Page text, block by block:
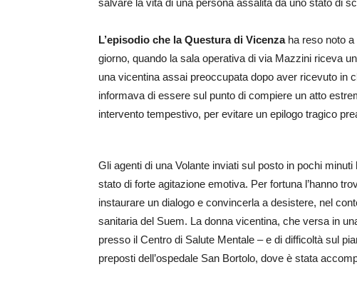
salvare la vita di una persona assalita da uno stato di
L’episodio che la Questura di Vicenzaha reso noto a
giorno, quando la sala operativa di via Mazzini riceva
una vicentina assai preoccupata dopo aver ricevuto in
informava di essere sul punto di compiere un atto
intervento tempestivo, per evitare un epilogo tragico
Gli agenti di una Volante inviati sul posto in pochi
stato di forte agitazione emotiva. Per fortuna l’hanno
instaurare un dialogo e convincerla a desistere, nel
sanitaria del Suem. La donna vicentina, che versa in
presso il Centro di Salute Mentale – e di difficoltà sul
preposti dell’ospedale San Bortolo, dove è stata